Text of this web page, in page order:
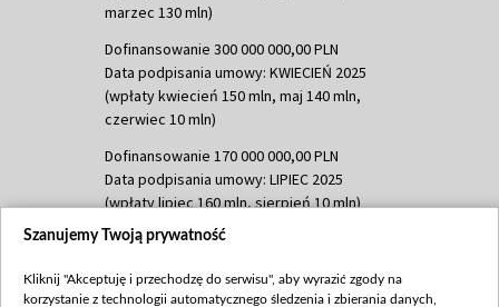
marzec 130 mln)
Dofinansowanie 300 000 000,00 PLN
Data podpisania umowy: KWIECIEŃ 2025
(wpłaty kwiecień 150 mln, maj 140 mln,
czerwiec 10 mln)
Dofinansowanie 170 000 000,00 PLN
Data podpisania umowy: LIPIEC 2025
(wpłaty lipiec 160 mln, sierpień 10 mln)
Dofinansowanie 60 000 000,00 PLN
(wpłata wrzesień 60 mln)
Szanujemy Twoją prywatność
Kliknij "Akceptuję i przechodzę do serwisu", aby wyrazić zgody na
korzystanie z technologii automatycznego śledzenia i zbierania danych,